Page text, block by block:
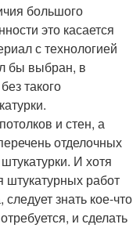
большого
это касается
с технологией
бы выбран, в
такого
и стен, а
отделочных
И хотя
штукатурных работ
знать кое-что
и сделать